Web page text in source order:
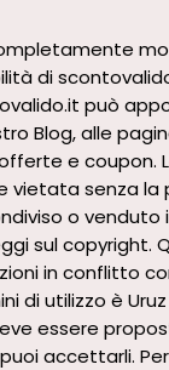
di
può
Blog, alle
e coupon.
senza la
o venduto
sul copyright.
in conflitto
di utilizzo è
essere
accettarli.